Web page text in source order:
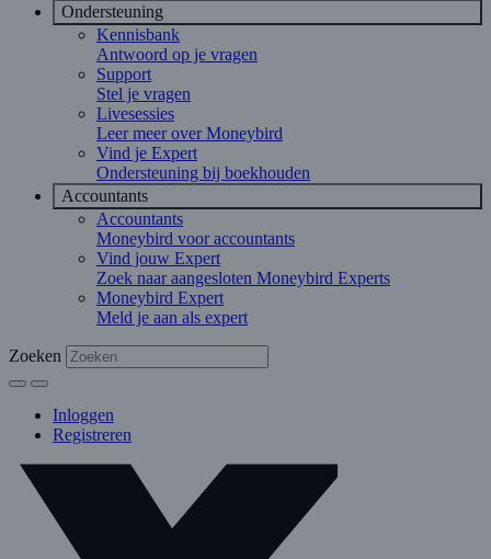
Ondersteuning
Kennisbank
Antwoord op je vragen
Support
Stel je vragen
Livesessies
Leer meer over Moneybird
Vind je Expert
Ondersteuning bij boekhouden
Accountants
Accountants
Moneybird voor accountants
Vind jouw Expert
Zoek naar aangesloten Moneybird Experts
Moneybird Expert
Meld je aan als expert
Zoeken
Inloggen
Registreren